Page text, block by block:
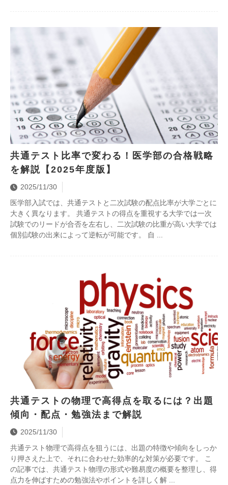
共通テスト比率で変わる！医学部の合格戦略
を解説【2025年度版】
2025/11/30
医学部入試では、共通テストと二次試験の配点比率が大学ごとに
大きく異なります。 共通テストの得点を重視する大学では一次
試験でのリードが合否を左右し、二次試験の比重が高い大学では
個別試験の出来によって逆転が可能です。 自
共通テストの物理で高得点を取るには？出題
傾向・配点・勉強法まで解説
2025/11/30
共通テスト物理で高得点を狙うには、出題の特徴や傾向をしっか
り押さえた上で、それに合わせた効率的な対策が必要です。 こ
の記事では、共通テスト物理の形式や難易度の概要を整理し、得
点力を伸ばすための勉強法やポイントを詳しく解